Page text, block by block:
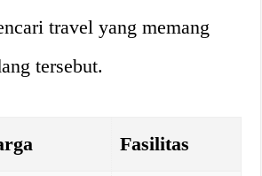
travel yang memang
tersebut.
Fasilitas